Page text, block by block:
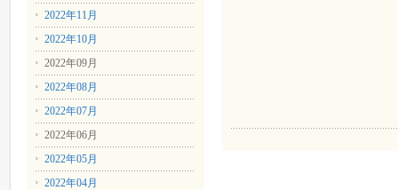
2022年11月
2022年10月
2022年09月
2022年08月
2022年07月
2022年06月
2022年05月
2022年04月